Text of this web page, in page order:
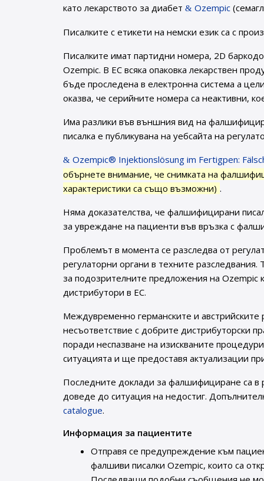
като лекарството за диабет
Ozempic
Писалките с етикети на немски език са с
Писалките имат партидни номера, 2D
Ozempic. В ЕС всяка опаковка лекарствен
бъде проследена в електронна система а
оказва, че серийните номера са неактивни,
Има разлики във външния вид на
писалка е публикувана на уебсайта на
Ozempic® Injektionslösung im Fertigpen:
обърнете внимание, че снимката на
характеристики са също възможни) .
Няма доказателства, че фалшифицирани
за увреждане на пациенти във връзка с
Проблемът в момента се разследва от
регулаторни органи в техните
за подозрителните предложения на Ozempic
дистрибутори в ЕС.
Междувременно германските и
несъответствие с добрите дистрибуторски
поради неспазване на изискваните
ситуацията и ще предоставя актуализации
Последните доклади за фалшифициране са в
доведе до ситуация на недостиг.
catalogue.
Информация за пациентите
Отправя се предупреждение към
фалшиви писалки Ozempic, които са